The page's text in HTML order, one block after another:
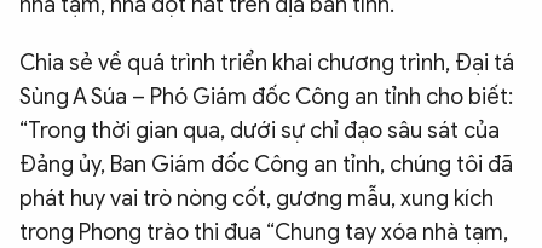
Chia sẻ về quá trình triển khai chương trình, Đại tá
Sùng A Súa – Phó Giám đốc Công an tỉnh cho biết:
“Trong thời gian qua, dưới sự chỉ đạo sâu sát của
Đảng ủy, Ban Giám đốc Công an tỉnh, chúng tôi đã
phát huy vai trò nòng cốt, gương mẫu, xung kích
trong Phong trào thi đua “Chung tay xóa nhà tạm,